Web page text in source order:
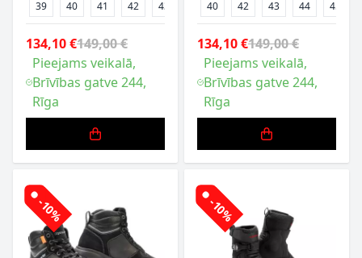
39 40 41 42 43
134,10 €149,00 €
Pieejams veikalā,
Brīvības gatve 244,
Rīga
40 42 43 44 45
134,10 €149,00 €
Pieejams veikalā,
Brīvības gatve 244,
Rīga
-10% -10%